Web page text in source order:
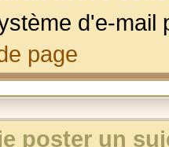
d'e-
page
poster un